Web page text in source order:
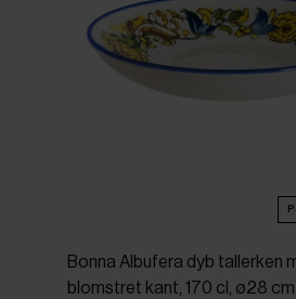
Bonna Albufera dyb tallerken
blomstret kant, 170 cl, ø28 cm